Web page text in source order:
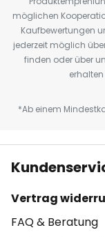
möglichen
Kaufbewertungen
jederzeit möglich
finden oder über
*Ab einem
Vertrag
FAQ & Beratung